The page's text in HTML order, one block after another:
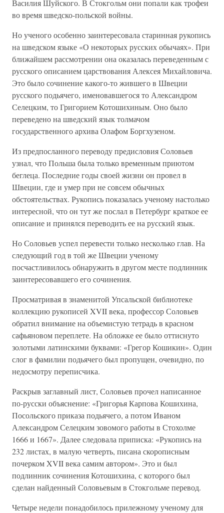
Василия Шуйского. В Стокгольм они попали как трофеи
во время шведско-польской войны.
Но ученого особенно заинтересовала старинная рукопись
на шведском языке «О некоторых русских обычаях». При
ближайшем рассмотрении она оказалась переведенным с
русского описанием царствования Алексея Михайловича.
Это было сочинение какого-то жившего в Швеции
русского подьячего, именовавшегося то Александром
Селецким, то Григорием Котошихиным. Оно было
переведено на шведский язык толмачом
государственного архива Олафом Боргхузеном.
Из предпосланного переводу предисловия Соловьев
узнал, что Польша была только временным приютом
беглеца. Последние годы своей жизни он провел в
Швеции, где и умер при не совсем обычных
обстоятельствах. Рукопись показалась ученому настолько
интересной, что он тут же послал в Петербург краткое ее
описание и принялся переводить ее на русский язык.
Но Соловьев успел перевести только несколько глав. На
следующий год в той же Швеции ученому
посчастливилось обнаружить в другом месте подлинник
заинтересовавшего его сочинения.
Просматривая в знаменитой Упсальской библиотеке
коллекцию рукописей XVII века, профессор Соловьев
обратил внимание на объемистую тетрадь в красном
сафьяновом переплете. На обложке ее было оттиснуто
золотыми латинскими буквами: «Грегор Кошикин». Один
слог в фамилии подьячего был пропущен, очевидно, по
недосмотру переписчика.
Раскрыв заглавный лист, Соловьев прочел написанное
по-русски объяснение: «Григорья Карпова Кошихина,
Посольского приказа подьячего, а потом Иваном
Александром Селецким зовомого работы в Стохолме
1666 и 1667». Далее следовала приписка: «Рукопись на
232 листах, в малую четверть, писана скорописным
почерком XVII века самим автором». Это и был
подлинник сочинения Котошихина, с которого был
сделан найденный Соловьевым в Стокгольме перевод.
Четыре недели понадобилось прилежному ученому для